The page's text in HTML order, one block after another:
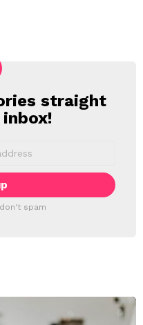
straight
spam